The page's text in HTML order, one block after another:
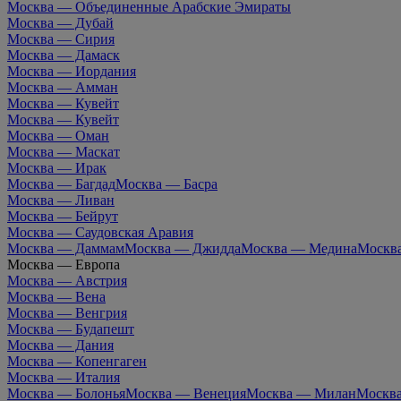
Москва — Объединенные Арабские Эмираты
Москва — Дубай
Москва — Сирия
Москва — Дамаск
Москва — Иордания
Москва — Амман
Москва — Кувейт
Москва — Кувейт
Москва — Оман
Москва — Маскат
Москва — Ирак
Москва — БагдадМосква — Басра
Москва — Ливан
Москва — Бейрут
Москва — Саудовская Аравия
Москва — ДаммамМосква — ДжиддаМосква — Медина
Москва — Европа
Москва — Австрия
Москва — Вена
Москва — Венгрия
Москва — Будапешт
Москва — Дания
Москва — Копенгаген
Москва — Италия
Москва — БолоньяМосква — ВенецияМосква — Милан